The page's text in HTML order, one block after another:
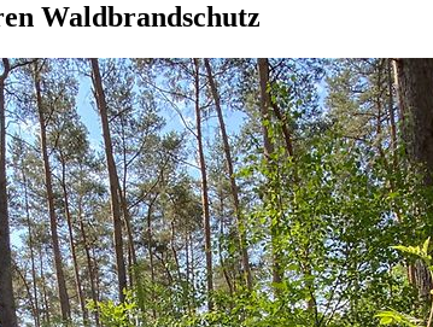
Waldbrandschutz